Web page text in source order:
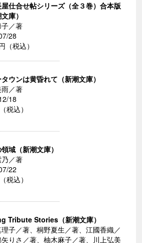
仕合せ帖シリーズ（全３巻）合本版
庫）
／著
28
（税込）
ウンは黄昏れて（新潮文庫）
／著
18
税込）
域（新潮文庫）
／著
22
税込）
Tribute Stories（新潮文庫）
子／著、桐野夏生／著、江國香織／
りさ／著、柚木麻子／著、川上弘美